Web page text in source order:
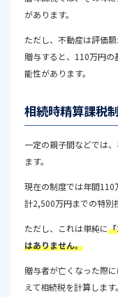
があります。
ただし、不動産は評価
贈与すると、110万円
能性があります。
相続時精算課税
一定の親子間などでは
ます。
現在の制度では年間110
計2,500万円までの特別
ただし、これは単純に
はありません。
贈与者が亡くなった際
えて相続税を計算しま